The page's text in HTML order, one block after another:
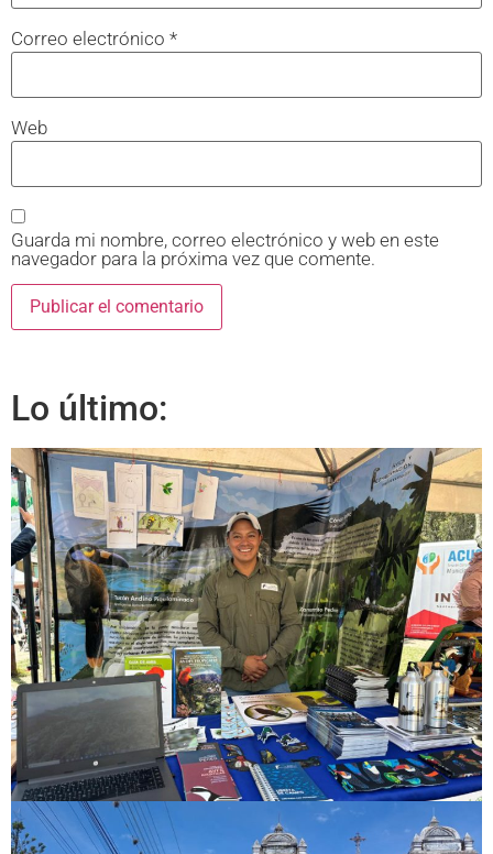
Correo electrónico *
Web
Guarda mi nombre, correo electrónico y web en este
navegador para la próxima vez que comente.
Lo último: